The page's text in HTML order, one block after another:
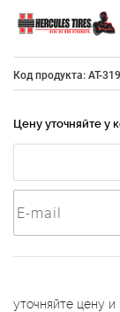
Код продукта: AT-
Цену уточняйте у
уточняйте цену